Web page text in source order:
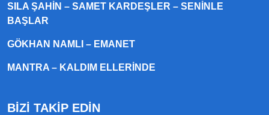
SILA ŞAHIN – SAMET KARDEŞLER – SENINLE
BAŞLAR
GÖKHAN NAMLI – EMANET
MANTRA – KALDIM ELLERINDE
BİZİ TAKİP EDİN